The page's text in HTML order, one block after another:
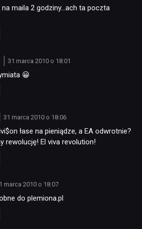
maila 2 godziny…ach ta poczta
31 marca 2010 o 18:01
😀
31 marca 2010 o 18:06
łase na pieniądze, a EA odwrotnie?
rewolucję! El viva revolution!
marca 2010 o 18:07
do plemiona.pl